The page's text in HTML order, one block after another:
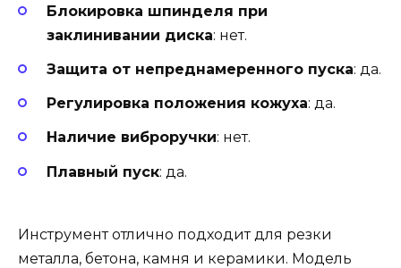
Блокировка шпинделя при
заклинивании диска: нет.
Защита от непреднамеренного пуска: да.
Регулировка положения кожуха: да.
Наличие виброручки: нет.
Плавный пуск: да.
Инструмент отлично подходит для резки
металла, бетона, камня и керамики. Модель